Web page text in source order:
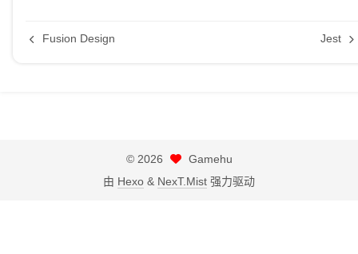
Fusion Design Jest
© 2026
Gamehu
由 Hexo & NexT.Mist 强力驱动